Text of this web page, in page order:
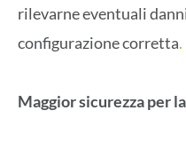
rilevarne eventuali
configurazione corretta.
Maggior sicurezza per